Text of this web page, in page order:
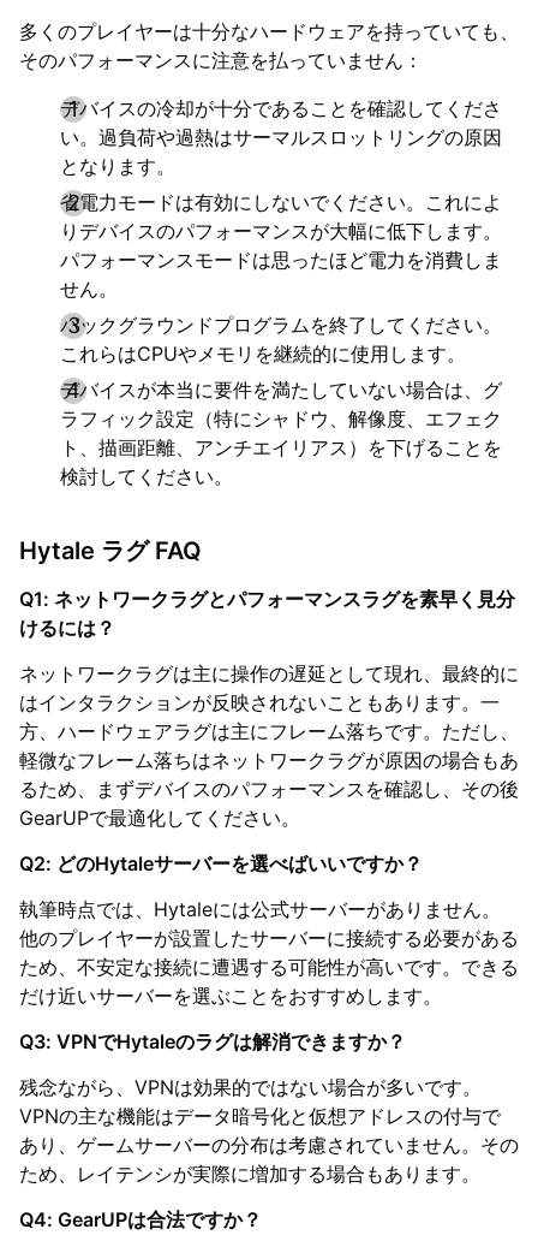
多くのプレイヤーは十分なハードウェアを持っていても、
そのパフォーマンスに注意を払っていません：
デバイスの冷却が十分であることを確認してくださ
い。過負荷や過熱はサーマルスロットリングの原因
となります。
省電力モードは有効にしないでください。これによ
りデバイスのパフォーマンスが大幅に低下します。
パフォーマンスモードは思ったほど電力を消費しま
せん。
バックグラウンドプログラムを終了してください。
これらはCPUやメモリを継続的に使用します。
デバイスが本当に要件を満たしていない場合は、グ
ラフィック設定（特にシャドウ、解像度、エフェク
ト、描画距離、アンチエイリアス）を下げることを
検討してください。
Hytale ラグ FAQ
Q1: ネットワークラグとパフォーマンスラグを素早く見分
けるには？
ネットワークラグは主に操作の遅延として現れ、最終的に
はインタラクションが反映されないこともあります。一
方、ハードウェアラグは主にフレーム落ちです。ただし、
軽微なフレーム落ちはネットワークラグが原因の場合もあ
るため、まずデバイスのパフォーマンスを確認し、その後
GearUPで最適化してください。
Q2: どのHytaleサーバーを選べばいいですか？
執筆時点では、Hytaleには公式サーバーがありません。
他のプレイヤーが設置したサーバーに接続する必要がある
ため、不安定な接続に遭遇する可能性が高いです。できる
だけ近いサーバーを選ぶことをおすすめします。
Q3: VPNでHytaleのラグは解消できますか？
残念ながら、VPNは効果的ではない場合が多いです。
VPNの主な機能はデータ暗号化と仮想アドレスの付与で
あり、ゲームサーバーの分布は考慮されていません。その
ため、レイテンシが実際に増加する場合もあります。
Q4: GearUPは合法ですか？